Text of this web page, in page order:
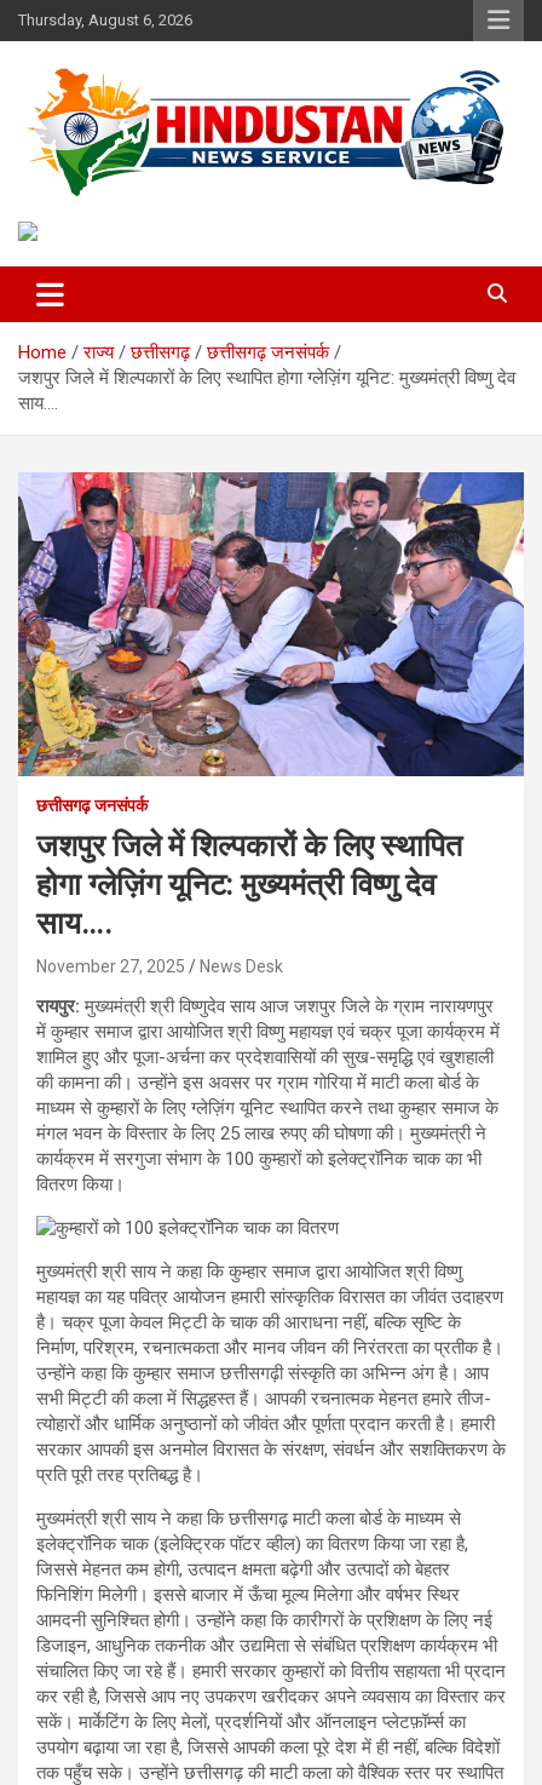
Skip
to
Thursday, August 6, 2026
Hindustan News Service
Home राज्य छत्तीसगढ़
छत्तीसगढ़ जनसंपर्क
जशपुर जिले में शिल्पकारों के लिए स्थापित होगा ग्लेज़िंग यूनिट: मुख्यमंत्री विष्णु देव
साय….
छत्तीसगढ़ जनसंपर्क
जशपुर जिले में शिल्पकारों के लिए स्थापित
होगा ग्लेज़िंग यूनिट: मुख्यमंत्री विष्णु देव
साय….
November 27, 2025 News Desk
रायपुर:मुख्यमंत्री श्री विष्णुदेव साय आज जशपुर जिले के ग्राम नारायणपुर
में कुम्हार समाज द्वारा आयोजित श्री विष्णु महायज्ञ एवं चक्र पूजा कार्यक्रम में
शामिल हुए और पूजा-अर्चना कर प्रदेशवासियों की सुख-समृद्धि एवं खुशहाली
की कामना की। उन्होंने इस अवसर पर ग्राम गोरिया में माटी कला बोर्ड के
माध्यम से कुम्हारों के लिए ग्लेज़िंग यूनिट स्थापित करने तथा कुम्हार समाज के
मंगल भवन के विस्तार के लिए 25 लाख रुपए की घोषणा की। मुख्यमंत्री ने
कार्यक्रम में सरगुजा संभाग के 100 कुम्हारों को इलेक्ट्रॉनिक चाक का भी
वितरण किया।
मुख्यमंत्री श्री साय ने कहा कि कुम्हार समाज द्वारा आयोजित श्री विष्णु
महायज्ञ का यह पवित्र आयोजन हमारी सांस्कृतिक विरासत का जीवंत उदाहरण
है। चक्र पूजा केवल मिट्टी के चाक की आराधना नहीं, बल्कि सृष्टि के
निर्माण, परिश्रम, रचनात्मकता और मानव जीवन की निरंतरता का प्रतीक है।
उन्होंने कहा कि कुम्हार समाज छत्तीसगढ़ी संस्कृति का अभिन्न अंग है। आप
सभी मिट्टी की कला में सिद्धहस्त हैं। आपकी रचनात्मक मेहनत हमारे तीज-
त्योहारों और धार्मिक अनुष्ठानों को जीवंत और पूर्णता प्रदान करती है। हमारी
सरकार आपकी इस अनमोल विरासत के संरक्षण, संवर्धन और सशक्तिकरण के
प्रति पूरी तरह प्रतिबद्ध है।
मुख्यमंत्री श्री साय ने कहा कि छत्तीसगढ़ माटी कला बोर्ड के माध्यम से
इलेक्ट्रॉनिक चाक (इलेक्ट्रिक पॉटर व्हील) का वितरण किया जा रहा है,
जिससे मेहनत कम होगी, उत्पादन क्षमता बढ़ेगी और उत्पादों को बेहतर
फिनिशिंग मिलेगी। इससे बाजार में ऊँचा मूल्य मिलेगा और वर्षभर स्थिर
आमदनी सुनिश्चित होगी। उन्होंने कहा कि कारीगरों के प्रशिक्षण के लिए नई
डिजाइन, आधुनिक तकनीक और उद्यमिता से संबंधित प्रशिक्षण कार्यक्रम भी
संचालित किए जा रहे हैं। हमारी सरकार कुम्हारों को वित्तीय सहायता भी प्रदान
कर रही है, जिससे आप नए उपकरण खरीदकर अपने व्यवसाय का विस्तार कर
सकें। मार्केटिंग के लिए मेलों, प्रदर्शनियों और ऑनलाइन प्लेटफ़ॉर्म्स का
उपयोग बढ़ाया जा रहा है, जिससे आपकी कला पूरे देश में ही नहीं, बल्कि विदेशों
तक पहुँच सके। उन्होंने छत्तीसगढ़ की माटी कला को वैश्विक स्तर पर स्थापित